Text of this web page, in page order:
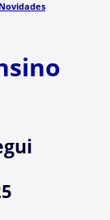
Novidades